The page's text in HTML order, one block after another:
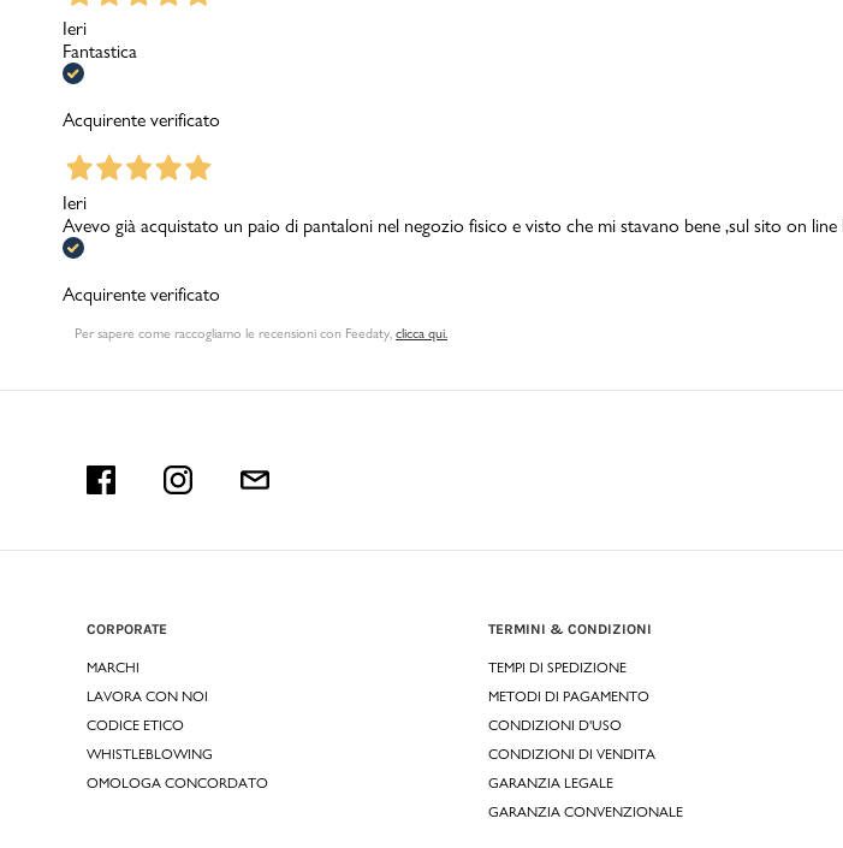
Ieri
Fantastica
Acquirente verificato
Ieri
Avevo già acquistato un paio di pantaloni nel negozio fisico e visto che mi stavano bene ,sul sito on
Acquirente verificato
Per sapere come raccogliamo le recensioni con Feedaty clicca qui.
CORPORATE
MARCHI
LAVORA CON NOI
CODICE ETICO
WHISTLEBLOWING
OMOLOGA CONCORDATO
TERMINI & CONDIZIONI
TEMPI DI SPEDIZIONE
METODI DI PAGAMENTO
CONDIZIONI D'USO
CONDIZIONI DI VENDITA
GARANZIA LEGALE
GARANZIA CONVENZIONALE